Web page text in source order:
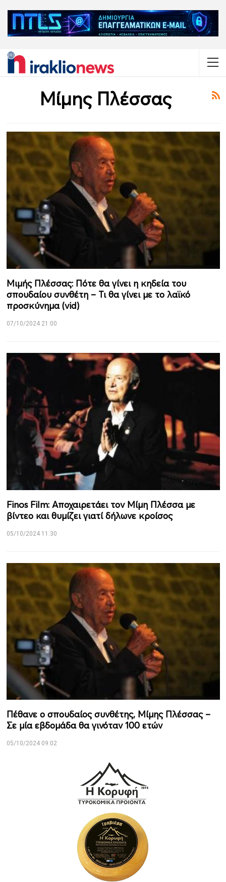
Μίμης Πλέσσας
Μιμής Πλέσσας: Πότε θα γίνει η κηδεία του
σπουδαίου συνθέτη – Τι θα γίνει με το λαϊκό
προσκύνημα (vid)
07/10/2024 21:00
Finos Film: Αποχαιρετάει τον Μίμη Πλέσσα με
βίντεο και θυμίζει γιατί δήλωνε κροίσος
05/10/2024 11:30
Πέθανε ο σπουδαίος συνθέτης, Μίμης Πλέσσας –
Σε μία εβδομάδα θα γινόταν 100 ετών
05/10/2024 09:02